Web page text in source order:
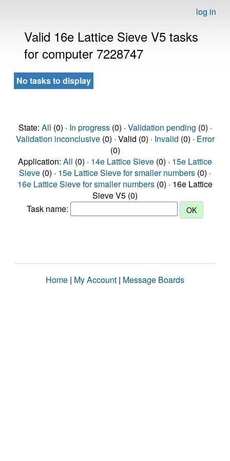
log in
Valid 16e Lattice Sieve V5 tasks
for computer 7228747
No tasks to display
State: All (0) · In progress(0) · Validation pending (0) ·
Validation inconclusive(0) · Valid (0) · Invalid (0) · Error
(0)
Application: All (0) · 14e Lattice Sieve (0) · 15e Lattice
Sieve (0) · 15e Lattice Sieve for smaller numbers (0) ·
16e Lattice Sieve for smaller numbers (0) · 16e Lattice
Sieve V5 (0)
Task name:
Home | My Account | Message Boards